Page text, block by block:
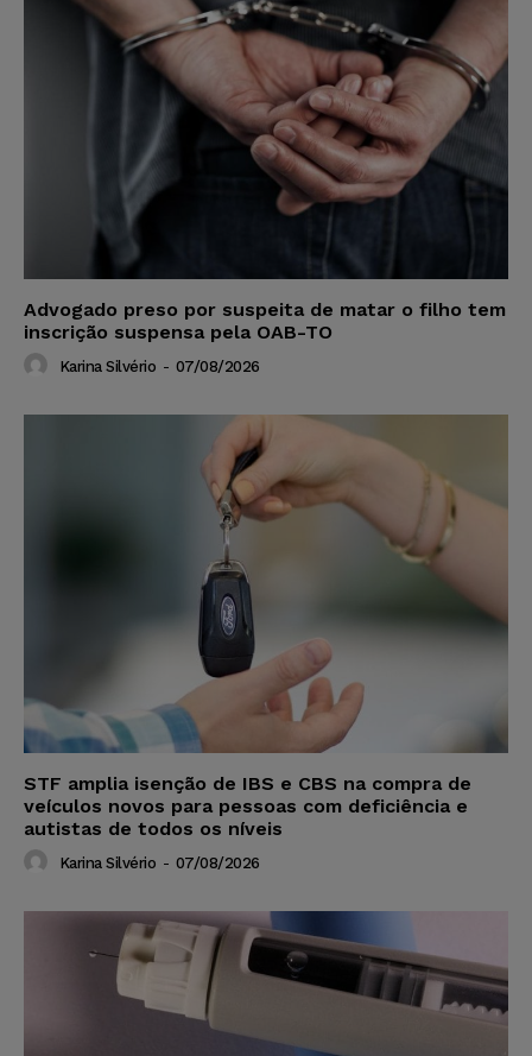
Advogado preso por suspeita de matar o filho tem
inscrição suspensa pela OAB-TO
Karina Silvério - 07/08/2026
STF amplia isenção de IBS e CBS na compra de
veículos novos para pessoas com deficiência e
autistas de todos os níveis
Karina Silvério - 07/08/2026